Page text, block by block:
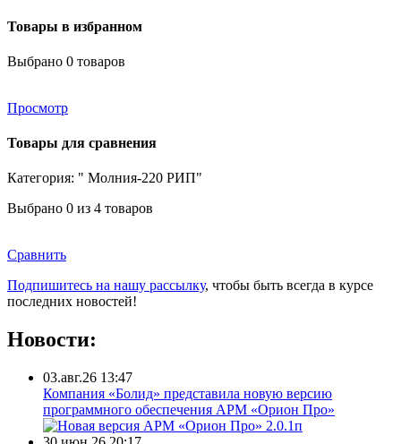
Товары в избранном
Выбрано 0 товаров
Просмотр
Товары для сравнения
Категория: " Молния-220 РИП"
Выбрано 0 из 4 товаров
Сравнить
Подпишитесь на нашу рассылку, чтобы быть всегда в курсе
последних новостей!
Новости:
03.авг.26 13:47
Компания «Болид» представила новую версию
программного обеспечения АРМ «Орион Про»